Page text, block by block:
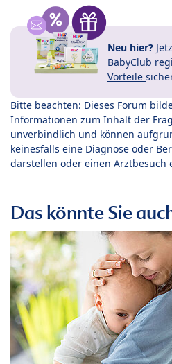
Neu hier?
BabyClub
Vorteile
Bitte beachten: Dieses Forum
Informationen zum Inhalt der
unverbindlich und können
keinesfalls eine Diagnose oder
darstellen oder einen Arztbesuch
Das könnte Sie